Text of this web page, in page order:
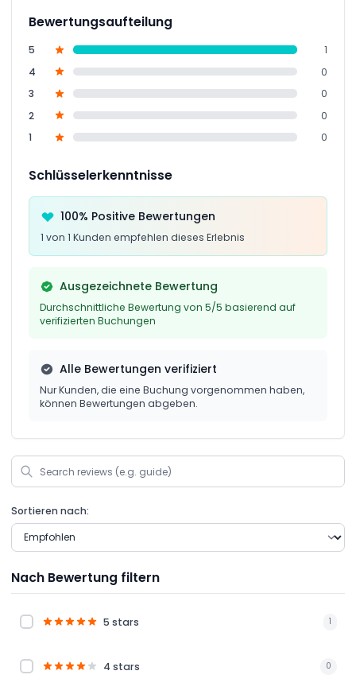
Bewertungsaufteilung
5
1
4
0
3
0
2
0
1
0
Schlüsselerkenntnisse
100% Positive Bewertungen
1 von 1 Kunden empfehlen dieses Erlebnis
Ausgezeichnete Bewertung
Durchschnittliche Bewertung von 5/5 basierend auf
verifizierten Buchungen
Alle Bewertungen verifiziert
Nur Kunden, die eine Buchung vorgenommen haben,
können Bewertungen abgeben.
Sortieren nach:
Nach Bewertung filtern
5 stars 1
4 stars 0